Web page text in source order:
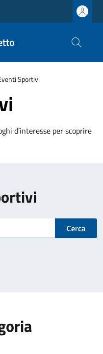
Sportivi
d’interesse per scoprire
Cerca